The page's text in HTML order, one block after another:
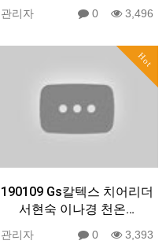
관리자 0 3,496
Hot
190109 Gs칼텍스 치어리더
서현숙 이나경 천온…
관리자 0 3,393